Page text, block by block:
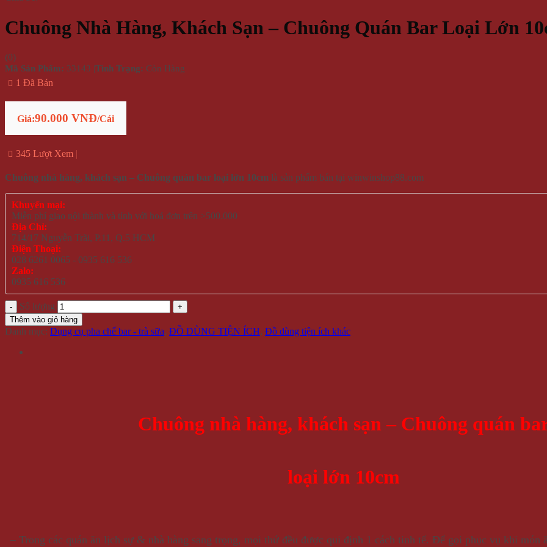
Chuông Nhà Hàng, Khách Sạn – Chuông Quán Bar Loại Lớn
(0)
Mã Sản Phẩm: 33143 |Tình Trạng: Còn Hàng
1 Đã Bán
Giá:90.000 VNĐ/Cái
345 Lượt Xem
Chuông nhà hàng, khách sạn – Chuông quán bar loại lớn 10cm là sản phẩm bán tại winwinshop88.com
Khuyến mại:
Miễn phí giao nội thành và tỉnh với hoá đơn trên >500.000
Địa Chỉ:
714/17 Nguyễn Trãi, P.11, Q.5 HCM
Điện Thoại:
028 6261 0065 - 0935 616 536
Zalo:
0935 616 536
Số lượng
Thêm vào giỏ hàng
Danh mục: Dụng cụ pha chế bar - trà sữa, ĐỒ DÙNG TIỆN ÍCH, Đồ dùng tiện ích khác
Chuông nhà hàng, khách sạn – Chuông quán
loại lớn 10cm
– Trong các quán ăn lịch sự & nhà hàng sang trọng, mọi thứ đều được qui định 1 cách tinh tế. Để gọi phục vụ khi món